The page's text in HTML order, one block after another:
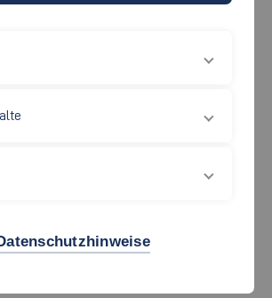
begleiten dich nicht nur beim Aufbau deines
ist uns dabei
gegründet – das wollen wir ändern.
und Zugang zu Netzwerken wie dem